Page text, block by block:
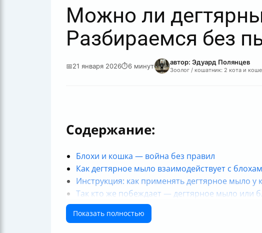
Можно ли
Разбираемся без
📅21 января 2026⏱6 минут автор: Эдуард Полянцев
Зоолог / кошатник: 2 кота и
Содержание:
Блохи и кошка — война без правил
Как дегтярное мыло взаимодействует с
Инструкция: как применять дегтярное мыло у
Так кто же побеждает — дегтярное мыло или
Важные рекомендации
Вопросы, которые волнуют каждого хозяина
Показать полностью